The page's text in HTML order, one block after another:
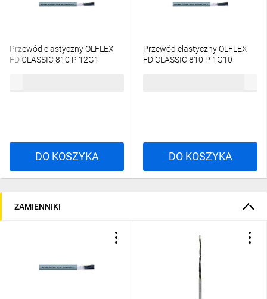
Przewód elastyczny OLFLEX
FD CLASSIC 810 P 12G1
DO KOSZYKA
Przewód elastyczny OLFLEX
FD CLASSIC 810 P 1G10
DO KOSZYKA
ZAMIENNIKI